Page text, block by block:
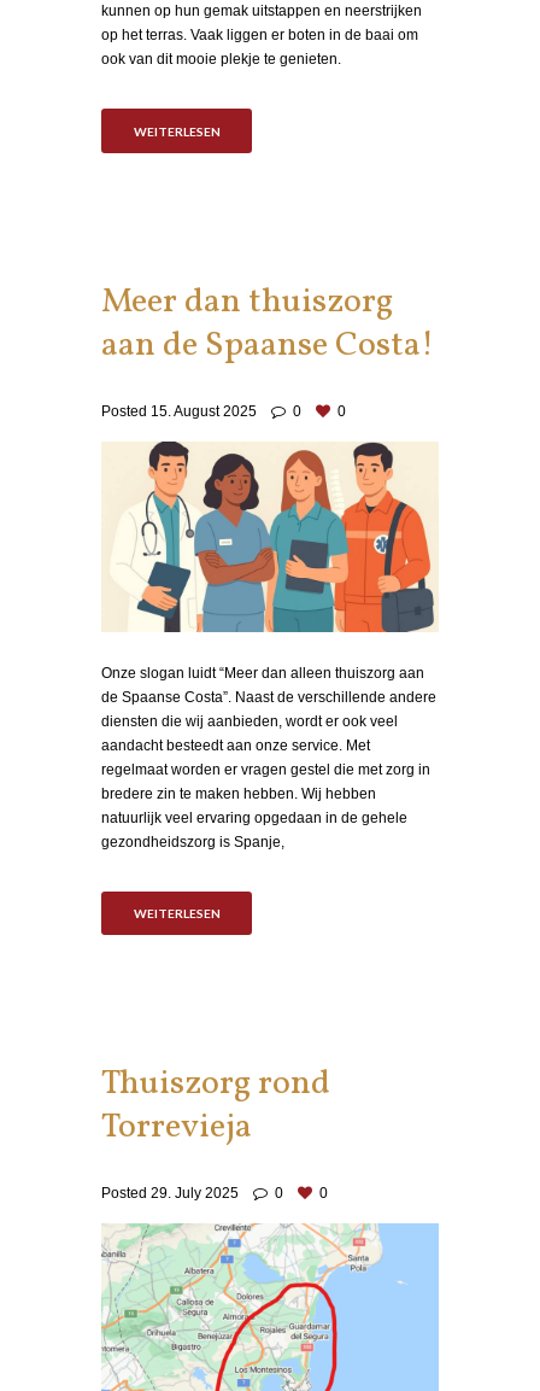
kunnen op hun gemak uitstappen en neerstrijken
op het terras. Vaak liggen er boten in de baai om
ook van dit mooie plekje te genieten.
WEITERLESEN
Meer dan thuiszorg
aan de Spaanse Costa!
Posted 15. August 2025 0 0
Onze slogan luidt “Meer dan alleen thuiszorg aan
de Spaanse Costa”. Naast de verschillende andere
diensten die wij aanbieden, wordt er ook veel
aandacht besteedt aan onze service. Met
regelmaat worden er vragen gestel die met zorg in
bredere zin te maken hebben. Wij hebben
natuurlijk veel ervaring opgedaan in de gehele
gezondheidszorg is Spanje,
WEITERLESEN
Thuiszorg rond
Torrevieja
Posted 29. July 2025 0 0